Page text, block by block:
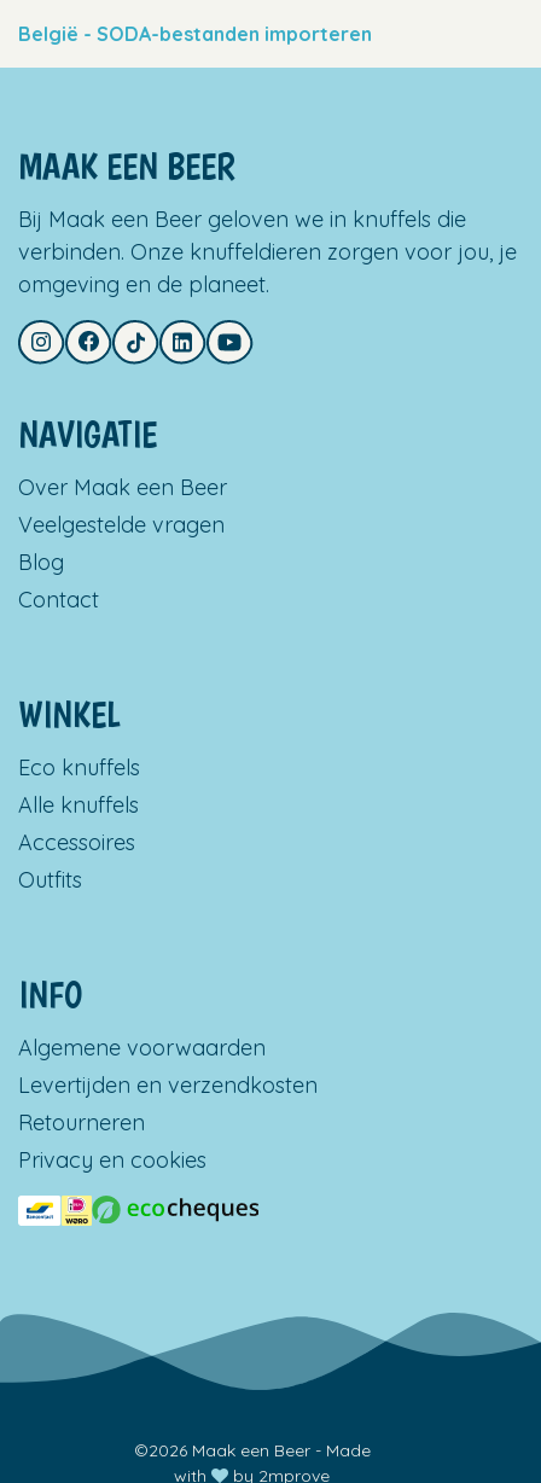
België - SODA-bestanden importeren
MAAK EEN BEER
Bij Maak een Beer geloven we in knuffels die
verbinden. Onze knuffeldieren zorgen voor jou, je
omgeving en de planeet.
NAVIGATIE
Over Maak een Beer
Veelgestelde vragen
Blog
Contact
WINKEL
Eco knuffels
Alle knuffels
Accessoires
Outfits
INFO
Algemene voorwaarden
Levertijden en verzendkosten
Retourneren
Privacy en cookies
©2026 Maak een Beer - Made
with
by 2mprove